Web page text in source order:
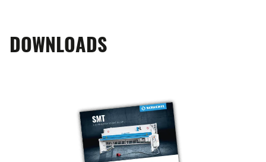
DOWNLOADS